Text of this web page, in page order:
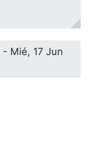
- Mié, 17 Jun